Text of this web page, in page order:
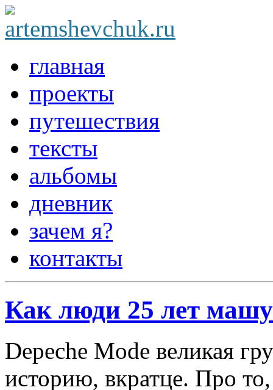
главная
проекты
путешествия
тексты
альбомы
дневник
зачем я?
контакты
Как люди 25 лет
Depeche Mode великая
историю, вкратце. Про